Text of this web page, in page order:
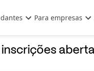
Para empresas